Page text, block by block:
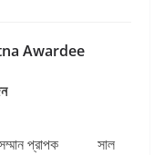
Awardee
প্রাপক
সাল